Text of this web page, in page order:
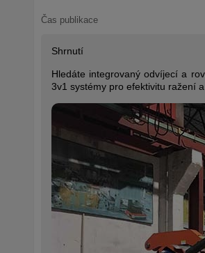
Čas publikace
Shrnutí
Hledáte integrovaný odvíjecí a
3v1 systémy pro efektivitu ražení